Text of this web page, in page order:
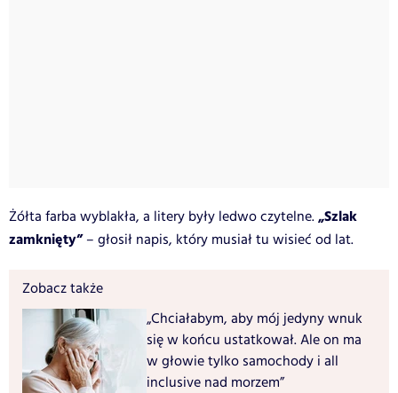
Żółta farba wyblakła, a litery były ledwo czytelne.„Szlak
zamknięty”– głosił napis, który musiał tu wisieć od lat.
Zobacz także
„Chciałabym, aby mój jedyny wnuk
się w końcu ustatkował. Ale on ma
w głowie tylko samochody i all
inclusive nad morzem”